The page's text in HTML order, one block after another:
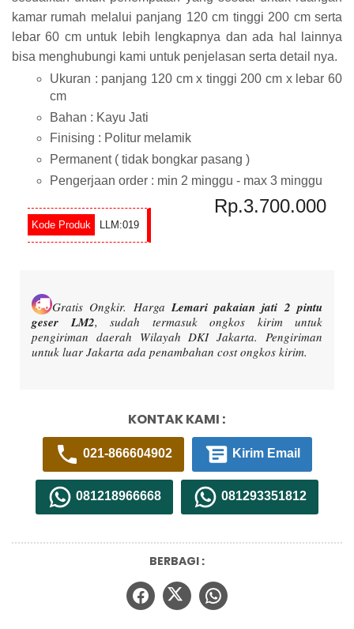
kamar rumah melalui panjang 120 cm tinggi 200 cm serta
lebar 60 cm untuk lebih lengkapnya dan ada hal lainnya
bisa menghubungi kami untuk penjelasan serta detail nya.
Ukuran : panjang 120 cm x tinggi 200 cm x lebar 60
cm
Bahan : Kayu Jati
Finising : Politur melamik
Permanent ( tidak bongkar pasang )
Pengerjaan order : min 2 minggu - max 3 minggu
LLM:019
Rp.3.700.000
Gratis Ongkir. HargaLemari pakaian jati 2 pintu
geser LM2, sudah termasuk ongkos kirim untuk
pengiriman daerah Wilayah DKI Jakarta. Pengiriman
untuk luar Jakarta ada penambahan cost ongkos kirim.
KONTAK KAMI :
021-866604902 Kirim Email
081218966668 081293351812
BERBAGI :